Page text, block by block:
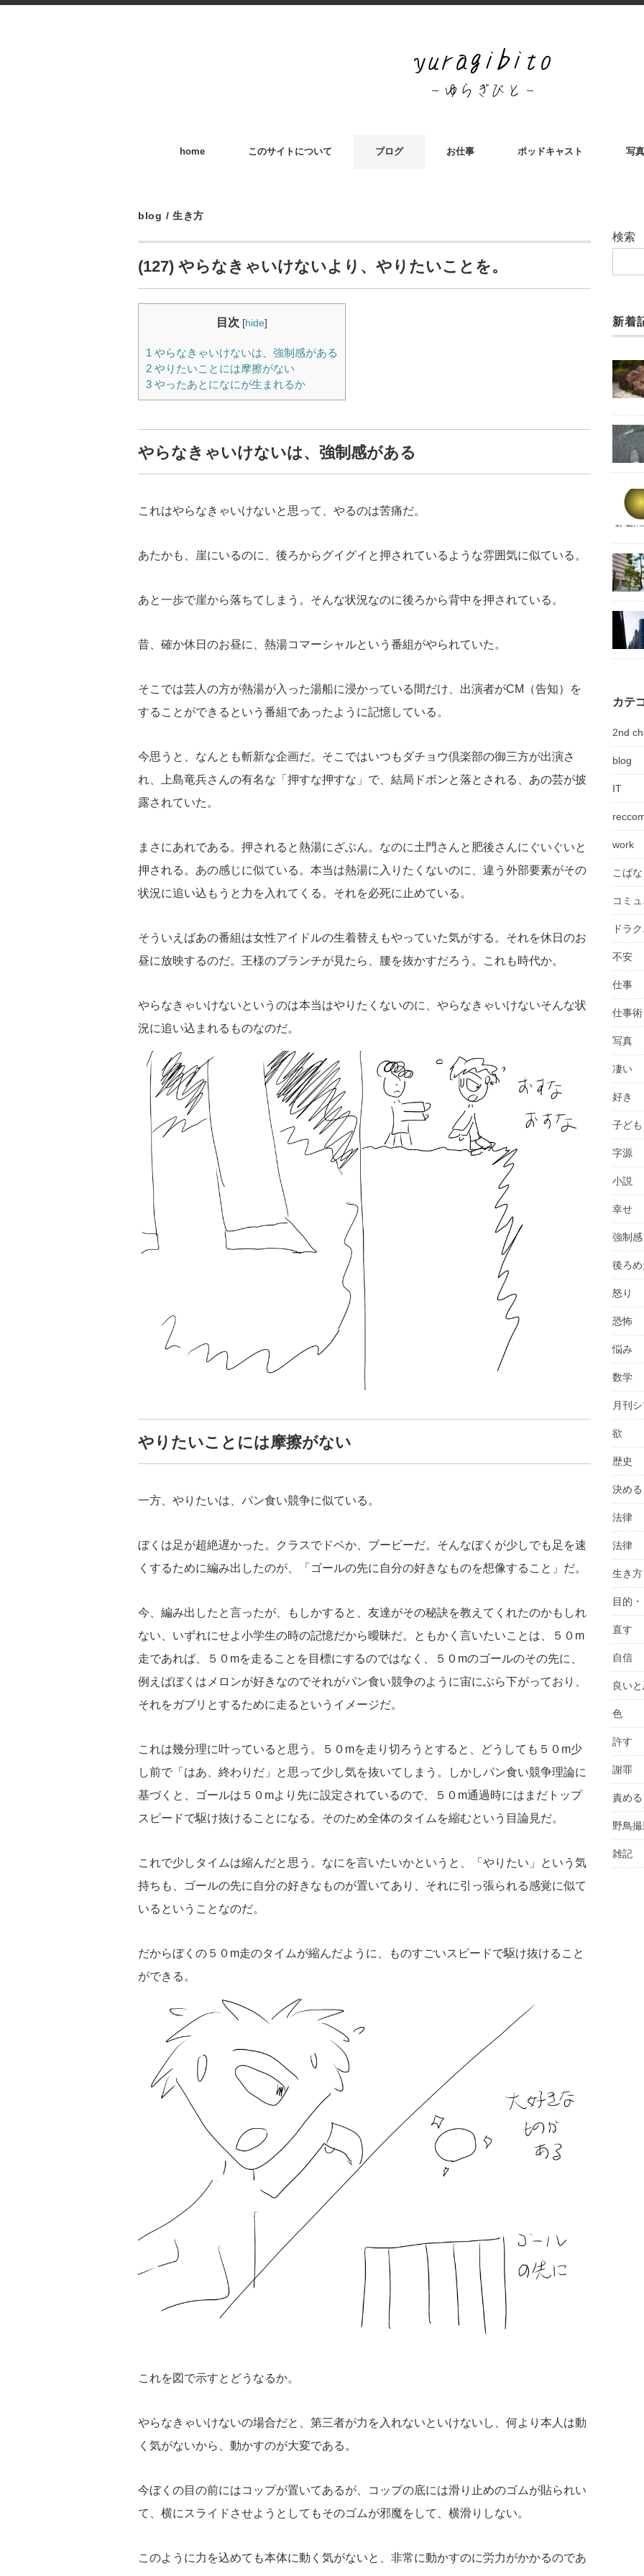
home このサイトについて ブログ お仕事 ポッドキャスト 写真
blog / 生き方
(127) やらなきゃいけないより、やりたいことを。
目次 [hide]
1 やらなきゃいけないは、強制感がある
2 やりたいことには摩擦がない
3 やったあとになにが生まれるか
やらなきゃいけないは、強制感がある
これはやらなきゃいけないと思って、やるのは苦痛だ。
あたかも、崖にいるのに、後ろからグイグイと押されているような雰囲気に似ている。
あと一歩で崖から落ちてしまう。そんな状況なのに後ろから背中を押されている。
昔、確か休日のお昼に、熱湯コマーシャルという番組がやられていた。
そこでは芸人の方が熱湯が入った湯船に浸かっている間だけ、出演者がCM（告知）を
することができるという番組であったように記憶している。
今思うと、なんとも斬新な企画だ。そこではいつもダチョウ倶楽部の御三方が出演さ
れ、上島竜兵さんの有名な「押すな押すな」で、結局ドボンと落とされる、あの芸が披
露されていた。
まさにあれである。押されると熱湯にざぶん。なのに土門さんと肥後さんにぐいぐいと
押される。あの感じに似ている。本当は熱湯に入りたくないのに、違う外部要素がその
状況に追い込もうと力を入れてくる。それを必死に止めている。
そういえばあの番組は女性アイドルの生着替えもやっていた気がする。それを休日のお
昼に放映するのだ。王様のブランチが見たら、腰を抜かすだろう。これも時代か。
やらなきゃいけないというのは本当はやりたくないのに、やらなきゃいけないそんな状
況に追い込まれるものなのだ。
やりたいことには摩擦がない
一方、やりたいは、パン食い競争に似ている。
ぼくは足が超絶遅かった。クラスでドベか、ブービーだ。そんなぼくが少しでも足を速
くするために編み出したのが、「ゴールの先に自分の好きなものを想像すること」だ。
今、編み出したと言ったが、もしかすると、友達がその秘訣を教えてくれたのかもしれ
ない、いずれにせよ小学生の時の記憶だから曖昧だ。ともかく言いたいことは、５０m
走であれば、５０mを走ることを目標にするのではなく、５０mのゴールのその先に、
例えばぼくはメロンが好きなのでそれがパン食い競争のように宙にぶら下がっており、
それをガブリとするために走るというイメージだ。
これは幾分理に叶っていると思う。５０mを走り切ろうとすると、どうしても５０m少
し前で「はあ、終わりだ」と思って少し気を抜いてしまう。しかしパン食い競争理論に
基づくと、ゴールは５０mより先に設定されているので、５０m通過時にはまだトップ
スピードで駆け抜けることになる。そのため全体のタイムを縮むという目論見だ。
これで少しタイムは縮んだと思う。なにを言いたいかというと、「やりたい」という気
持ちも、ゴールの先に自分の好きなものが置いてあり、それに引っ張られる感覚に似て
いるということなのだ。
だからぼくの５０m走のタイムが縮んだように、ものすごいスピードで駆け抜けること
ができる。
これを図で示すとどうなるか。
やらなきゃいけないの場合だと、第三者が力を入れないといけないし、何より本人は動
く気がないから、動かすのが大変である。
今ぼくの目の前にはコップが置いてあるが、コップの底には滑り止めのゴムが貼られい
て、横にスライドさせようとしてもそのゴムが邪魔をして、横滑りしない。
このように力を込めても本体に動く気がないと、非常に動かすのに労力がかかるのであ
検索
新着
カテ
2nd
blog
IT
work
こば
コミ
ドラ
不安
仕事
仕事術
写真
凄い
好き
子ども
字源
小説
幸せ
強制感
後ろ
怒り
恐怖
悩み
数学
月刊
欲
歴史
決める
法律
法律
生き方
目的
直す
自信
良い
色
許す
謝罪
責める
野鳥
雑記